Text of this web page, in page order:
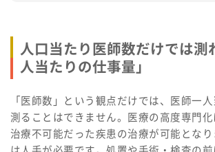
人口当たり医師数だけでは測
人当たりの仕事量」
「医師数」という観点だけでは、医師一
測ることはできません。医療の高度専門
治療不可能だった疾患の治療が可能とな